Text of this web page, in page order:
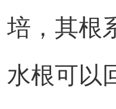
培，其根
水根可以